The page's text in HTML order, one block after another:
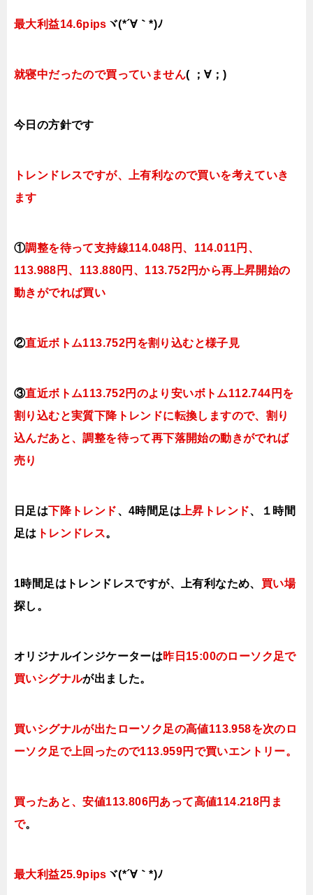
最大利益14.6pips ヾ(*´∀｀*)ﾉ
就寝中だったので買っていません( ；∀；)
今日 の方針です
トレンドレスですが、上有利なので買いを考えていき
ます
①調整を待って支持線114.048円、114.011円、
113.988円、113.880円、113.752円から再上昇開始の
動きがでれば買い
②直近ボトム113.752円を割り込むと様子見
③直近ボトム113.752円のより安いボトム112.744円を
割り込むと実質下降トレンドに転換しますので、割り
込んだあと、調整を待って再下落開始の動きがでれば
売り
日足は下降トレンド、4時間足は上昇トレンド、１時間
足は トレンドレス。
1時間足は トレンドレスですが、上有利なため、 買い場
探し。
オリジナルインジケーターは昨日15:00のローソク足で
買いシグナルが出ました。
買いシグナルが出たローソク足の高値113.958を次のロ
ーソク足で上回ったので113.959円で買いエントリー。
買ったあと、安値113.806円あって高値114.218円ま
で。
最大利益25.9pips ヾ(*´∀｀*)ﾉ